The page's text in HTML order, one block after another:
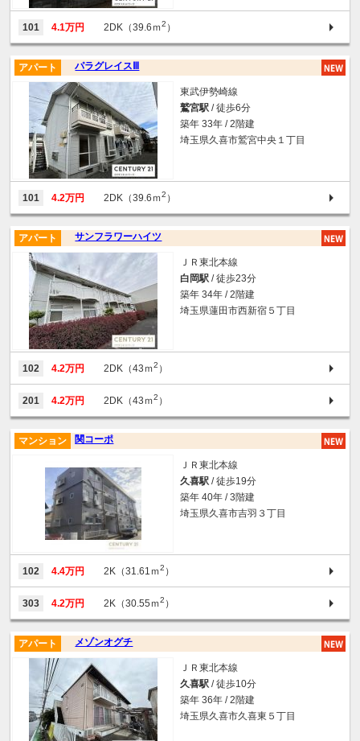
101 4.1万円 2DK（39.6ｍ2 ）
パラグレイスⅢ
アパート
東武伊勢崎線
鷲宮駅 / 徒歩6分
築年 33年 / 2階建
埼玉県久喜市鷲宮中央１丁目
101 4.2万円 2DK（39.6ｍ2 ）
サンフラワーハイツ
アパート
ＪＲ東北本線
白岡駅 / 徒歩23分
築年 34年 / 2階建
埼玉県蓮田市西新宿５丁目
102 4.2万円 2DK（43ｍ2 ）
201 4.2万円 2DK（43ｍ2 ）
関コーポ
マンション
ＪＲ東北本線
久喜駅 / 徒歩19分
築年 40年 / 3階建
埼玉県久喜市吉羽３丁目
102 4.4万円 2K（31.61ｍ2 ）
303 4.2万円 2K（30.55ｍ2 ）
メゾンオグチ
アパート
ＪＲ東北本線
久喜駅 / 徒歩10分
築年 36年 / 2階建
埼玉県久喜市久喜東５丁目